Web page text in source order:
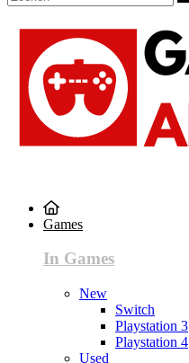
Games
In Games
New
Switch
Playstation 3
Playstation 4
Used